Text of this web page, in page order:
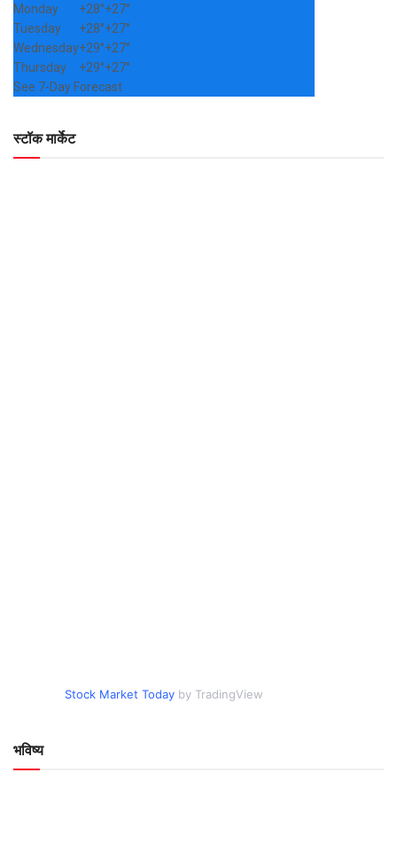
Monday
+28°+27°
Tuesday
+28°+27°
Wednesday+29°+27°
Thursday
+29°+27°
See 7-Day Forecast
स्टॉक मार्केट
Stock Market Today by TradingView
भविष्य